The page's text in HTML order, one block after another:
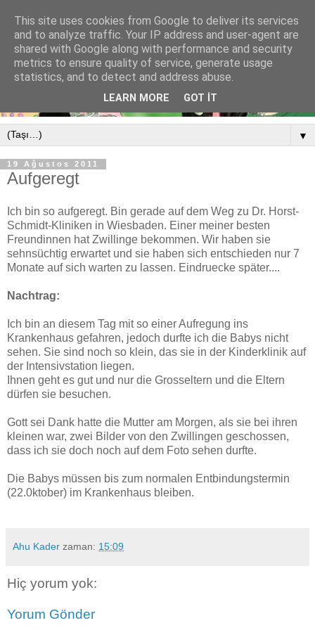
▼
19 Ağustos 2011
Aufgeregt
Ich bin so aufgeregt. Bin gerade auf dem Weg zu Dr. Horst-
Schmidt-Kliniken in Wiesbaden. Einer meiner besten
Freundinnen hat Zwillinge bekommen. Wir haben sie
sehnsüchtig erwartet und sie haben sich entschieden nur 7
Monate auf sich warten zu lassen. Eindruecke später....
Nachtrag:
Ich bin an diesem Tag mit so einer Aufregung ins
Krankenhaus gefahren, jedoch durfte ich die Babys nicht
sehen. Sie sind noch so klein, das sie in der Kinderklinik auf
der Intensivstation liegen.
Ihnen geht es gut und nur die Grosseltern und die Eltern
dürfen sie besuchen.
Gott sei Dank hatte die Mutter am Morgen, als sie bei ihren
kleinen war, zwei Bilder von den Zwillingen geschossen,
dass ich sie doch noch auf dem Foto sehen durfte.
Die Babys müssen bis zum normalen Entbindungstermin
(22.0ktober) im Krankenhaus bleiben.
Ahu Kader zaman: 15:09
Hiç yorum yok:
Yorum Gönder
This site uses cookies from Google to deliver its services
and to analyze traffic. Your IP address and user-agent are
shared with Google along with performance and security
metrics to ensure quality of service, generate usage
statistics, and to detect and address abuse.
LEARN MORE GOT IT